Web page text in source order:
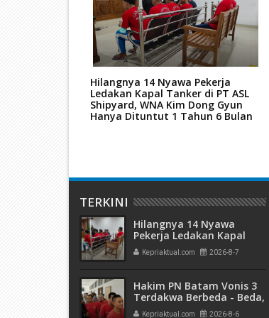
Hilangnya 14 Nyawa Pekerja
Ledakan Kapal Tanker di PT ASL
Shipyard, WNA Kim Dong Gyun
Hanya Dituntut 1 Tahun 6 Bulan
TERKINI
Hilangnya 14 Nyawa
Pekerja Ledakan Kapal
Tanker di PT ASL Shipyard,
WNA Kim Dong Gyun
Bulan
Kepriaktual.com 2026-8-7
Hakim PN Batam Vonis 3
Terdakwa Berbeda - Beda,
Fahrurazi Muazamsyah 8
Kepriaktual.com 2026-8-6